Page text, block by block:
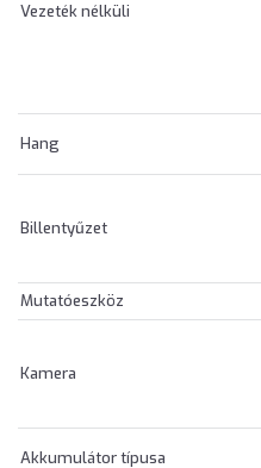
Vezeték nélküli
Hang
Billentyűzet
Mutatóeszköz
Kamera
Akkumulátor típusa